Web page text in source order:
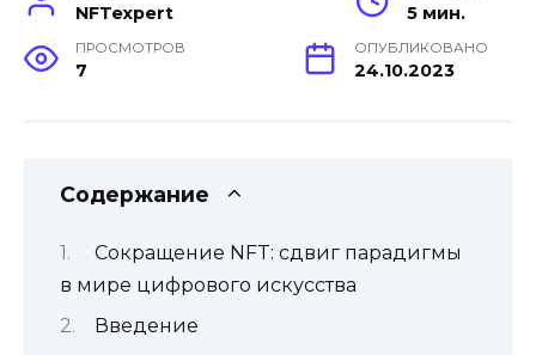
NFTexpert 5 мин.
ПРОСМОТРОВ
7
ОПУБЛИКОВАНО
24.10.2023
Содержание
Сокращение NFT: сдвиг парадигмы
в мире цифрового искусства
Введение